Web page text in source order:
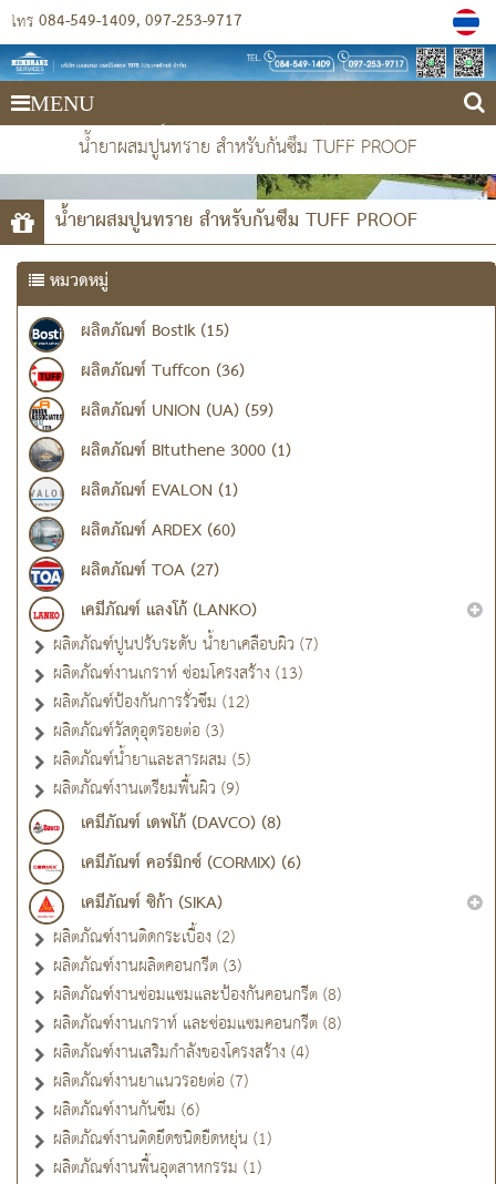
โทร 084-549-1409 097-253-9717
MENU
บริษัท เมมเบรน เซอร์วิสเซส 1978 (ประเทศไทย) จำกัด
น้ำยาผสมปูนทราย สำหรับกันซึม TUFF PROOF
น้ำยาผสมปูนทราย สำหรับกันซึม TUFF PROOF
หมวดหมู่
ผลิตภัณฑ์ Bostik (15)
ผลิตภัณฑ์ Tuffcon (36)
ผลิตภัณฑ์ UNION (UA) (59)
ผลิตภัณฑ์ Bituthene 3000 (1)
ผลิตภัณฑ์ EVALON (1)
ผลิตภัณฑ์ ARDEX (60)
ผลิตภัณฑ์ TOA (27)
เคมีภัณฑ์ แลงโก้ (LANKO)
ผลิตภัณฑ์ปูนปรับระดับ น้ำยาเคลือบผิว (7)
ผลิตภัณฑ์งานเกราท์ ซ่อมโครงสร้าง (13)
ผลิตภัณฑ์ป้องกันการรั่วซึม (12)
ผลิตภัณฑ์วัสดุอุดรอยต่อ (3)
ผลิตภัณฑ์น้ำยาและสารผสม (5)
ผลิตภัณฑ์งานเตรียมพื้นผิว (9)
เคมีภัณฑ์ เดพโก้ (DAVCO) (8)
เคมีภัณฑ์ คอร์มิกซ์ (CORMIX) (6)
เคมีภัณฑ์ ซิก้า (SIKA)
ผลิตภัณฑ์งานติดกระเบื้อง (2)
ผลิตภัณฑ์งานผลิตคอนกรีต (3)
ผลิตภัณฑ์งานซ่อมแซมและป้องกันคอนกรีต (8)
ผลิตภัณฑ์งานเกราท์ และซ่อมแซมคอนกรีต (8)
ผลิตภัณฑ์งานเสริมกำลังของโครงสร้าง (4)
ผลิตภัณฑ์งานยาแนวรอยต่อ (7)
ผลิตภัณฑ์งานกันซึม (6)
ผลิตภัณฑ์งานติดยึดชนิดยืดหยุ่น (1)
ผลิตภัณฑ์งานพื้นอุตสาหกรรม (1)